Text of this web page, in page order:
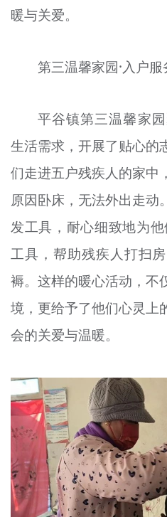
文明评论
专题
资料库
暖与关爱。
第三温馨家园·入户
平谷镇第三温馨家
生活需求，开展了贴心的
们走进五户残疾人的家中
原因卧床，无法外出走动
发工具，耐心细致地为
工具，帮助残疾人打扫
褥。这样的暖心活动，不
境，更给予了他们心灵上
会的关爱与温暖。